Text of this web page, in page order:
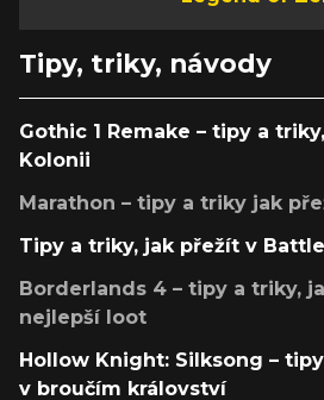
Tipy, triky, návody
Gothic 1 Remake – tipy a
Kolonii
Marathon – tipy a triky jak
Tipy a triky, jak přežít v
Borderlands 4 – tipy a triky,
nejlepší loot
Hollow Knight: Silksong –
v broučím království